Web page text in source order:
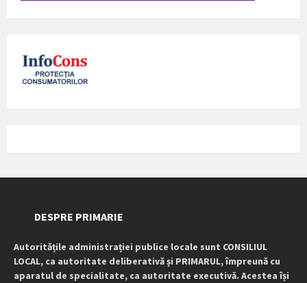
DESPRE PRIMARIE
Autoritățile administrației publice locale sunt CONSILIUL
LOCAL, ca autoritate deliberativă și PRIMARUL, împreună cu
aparatul de specialitate, ca autoritate executivă. Acestea își